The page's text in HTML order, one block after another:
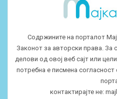
Содржините на порталот
Законот за авторски права. За
делови од овој веб сајт или
потребна е писмена
контактирајте не: